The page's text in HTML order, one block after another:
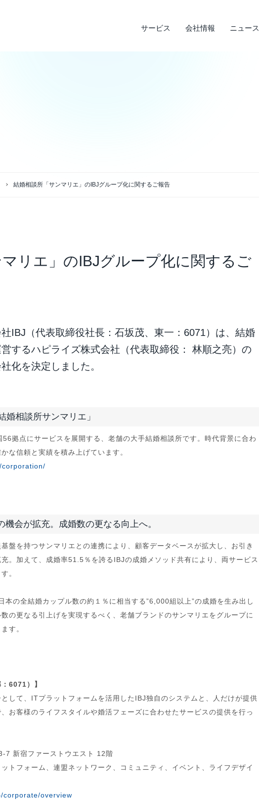
サービス 会社情報 ニュース
四半期報告書・有価証券報告書
結婚相談所「サンマリエ」のIBJグループ化に関するご報告
リエ」のIBJグループ化に関するご
IBJ（代表取締役社長：石坂茂、東一：6071）は、結婚
するハピライズ株式会社（代表取締役： 林順之亮）の
化を決定しました。
相談所サンマリエ」
拠点にサービスを展開する、老舗の大手結婚相談所です。時代背景に合わ
な信頼と実績を積み上げています。
corporation/
会が拡充。成婚数の更なる向上へ。
盤を持つサンマリエとの連携により、顧客データベースが拡大し、お引き
。加えて、成婚率51.5％を誇るIBJの成婚メソッド共有により、両サービス
。
本の全結婚カップル数の約１％に相当する”6,000組以上”の成婚を生み出し
の更なる引上げを実現するべく、老舗ブランドのサンマリエをグループに
す。
6071）】
して、ITプラットフォームを活用したIBJ独自のシステムと、人だけが提供
お客様のライフスタイルや婚活フェーズに合わせたサービスの提供を行っ
新宿ファーストウエスト 12階
トフォーム、連盟ネットワーク、コミュニティ、イベント、ライフデザイ
corporate/overview